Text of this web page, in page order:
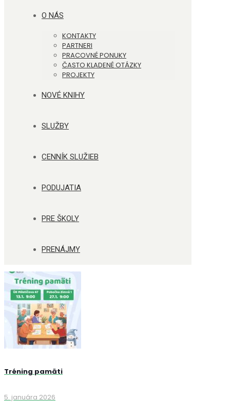
O NÁS
KONTAKTY
PARTNERI
PRACOVNÉ PONUKY
ČASTO KLADENÉ OTÁZKY
PROJEKTY
NOVÉ KNIHY
SLUŽBY
CENNÍK SLUŽIEB
PODUJATIA
PRE ŠKOLY
PRENÁJMY
Tréning pamäti
5. januára 2026